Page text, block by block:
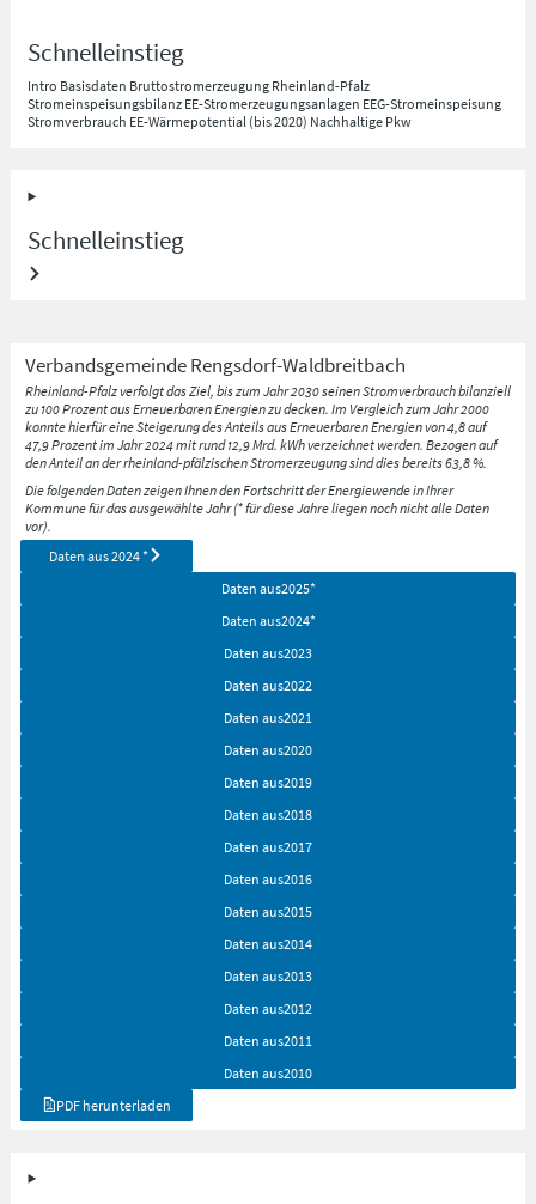
Schnelleinstieg
Intro Basisdaten Bruttostromerzeugung Rheinland-Pfalz
Stromeinspeisungsbilanz EE-Stromerzeugungsanlagen EEG-Stromeinspeisung
Stromverbrauch EE-Wärmepotential (bis 2020) Nachhaltige Pkw
Schnelleinstieg
Verbandsgemeinde Rengsdorf-Waldbreitbach
Rheinland-Pfalz verfolgt das Ziel, bis zum Jahr 2030 seinen Stromverbrauch bilanziell
zu 100 Prozent aus Erneuerbaren Energien zu decken. Im Vergleich zum Jahr 2000
konnte hierfür eine Steigerung des Anteils aus Erneuerbaren Energien von 4,8 auf
47,9 Prozent im Jahr 2024 mit rund 12,9 Mrd. kWh verzeichnet werden. Bezogen auf
den Anteil an der rheinland-pfälzischen Stromerzeugung sind dies bereits 63,8 %.
Die folgenden Daten zeigen Ihnen den Fortschritt der Energiewende in Ihrer
Kommune für das ausgewählte Jahr (* für diese Jahre liegen noch nicht alle Daten
vor).
Daten aus2024*
Daten aus2025*
Daten aus2024*
Daten aus2023
Daten aus2022
Daten aus2021
Daten aus2020
Daten aus2019
Daten aus2018
Daten aus2017
Daten aus2016
Daten aus2015
Daten aus2014
Daten aus2013
Daten aus2012
Daten aus2011
Daten aus2010
PDF herunterladen